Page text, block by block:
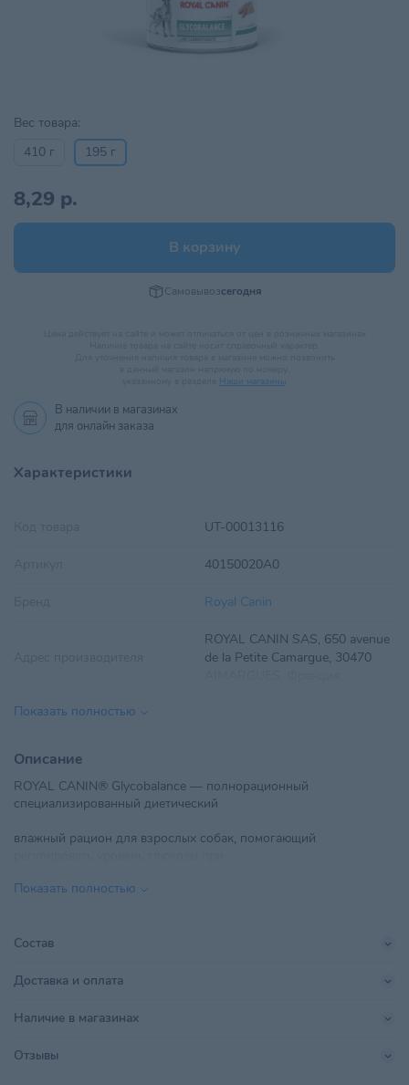
Вес товара:
410 г
195 г
8,29 р.
В корзину
Самовывозсегодня
Наши магазины.
В наличии в магазинах
для онлайн заказа
Характеристики
UT-00013116
40150020A0
Royal Canin
ROYAL CANIN SAS, 650 avenue
de la Petite Camargue, 30470
Вес
Вид корма
Возраст питомца Взрослые 1-6 лет
Минский р-н, Щомыслицкий с/
Поставщик
Показать полностью
Описание
ROYAL CANIN® Glycobalance — полнорационный
специализированный диетический
влажный рацион для взрослых собак, помогающий
сахарном диабете.
Показать полностью
Состав
Доставка и оплата
Наличие в магазинах
Отзывы